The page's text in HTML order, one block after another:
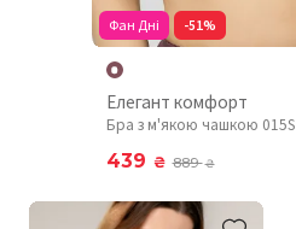
Фан Дні -51%
Елегант комфорт
Бра з м'якою чашкою 015S
439 ₴ 889₴